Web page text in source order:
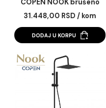
Baterija i usponski tuš
zlato okrugli set
31.448,00 RSD / kom
DODAJ U KORPU